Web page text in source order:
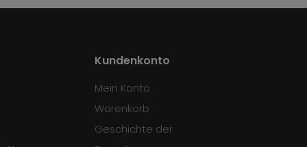
Kundenkonto
Mein Konto
Warenkorb
Geschichte der